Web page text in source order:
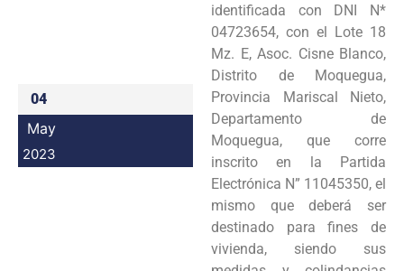
Intranet
04
May
2023
identificada con DNI N*
04723654, con el Lote 18
Mz. E, Asoc. Cisne Blanco,
Distrito de Moquegua,
Provincia Mariscal Nieto,
Departamento de
Moquegua, que corre
inscrito en la Partida
Electrónica N” 11045350, el
mismo que deberá ser
destinado para fines de
vivienda, siendo sus